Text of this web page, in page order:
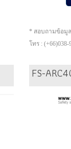
* สอบถามข้อมู
โทร : (+66)038-
FS-